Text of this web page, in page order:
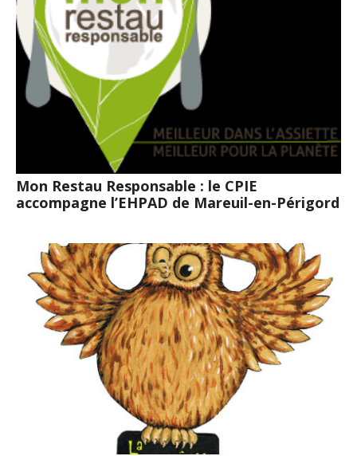
Mon Restau Responsable : le CPIE
accompagne l’EHPAD de Mareuil-en-Périgord